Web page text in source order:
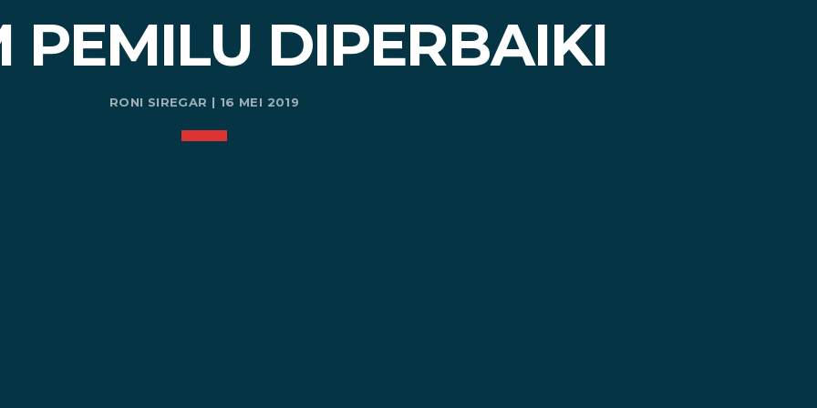
PEMILU DIPERBAIKI
RONI SIREGAR | 16 MEI 2019